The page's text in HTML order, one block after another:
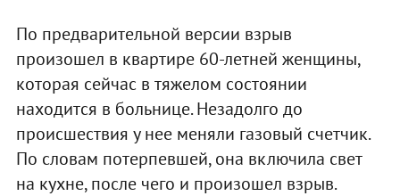
По предварительной версии взрыв
произошел в квартире 60-летней женщины,
которая сейчас в тяжелом состоянии
находится в больнице. Незадолго до
происшествия у нее меняли газовый счетчик.
По словам потерпевшей, она включила свет
на кухне, после чего и произошел взрыв.